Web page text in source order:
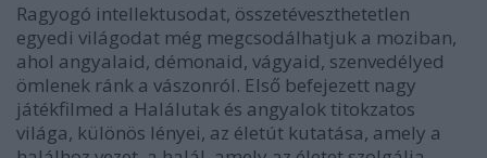
Ragyogó intellektusodat, összetéveszthetetlen
egyedi világodat még megcsodálhatjuk a moziban,
ahol angyalaid, démonaid, vágyaid, szenvedélyed
ömlenek ránk a vászonról. Első befejezett nagy
játékfilmed a Halálutak és angyalok titokzatos
világa, különös lényei, az életút kutatása, amely a